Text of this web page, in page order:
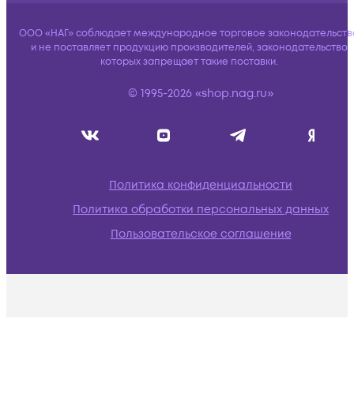
ООО «НАГ» соблюдает международное торговое
и не поставляет продукцию производителей, законодательство
которых запрещает такие поставки.
© 1995-2026 «shop.nag.ru»
Политика конфиденциальности
Политика обработки персональных данных
Пользовательское соглашение